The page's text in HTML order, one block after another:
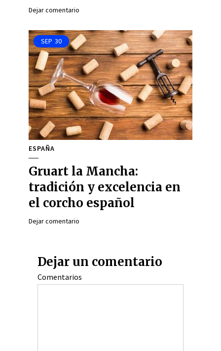
Dejar comentario
SEP 30
ESPAÑA
Gruart la Mancha:
tradición y excelencia en
el corcho español
Dejar comentario
Dejar un comentario
Comentarios